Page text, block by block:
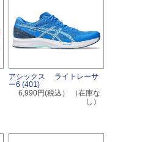
アシックス ライトレーサ
ー6 (401)
6,990円(税込）
（在庫な
し）